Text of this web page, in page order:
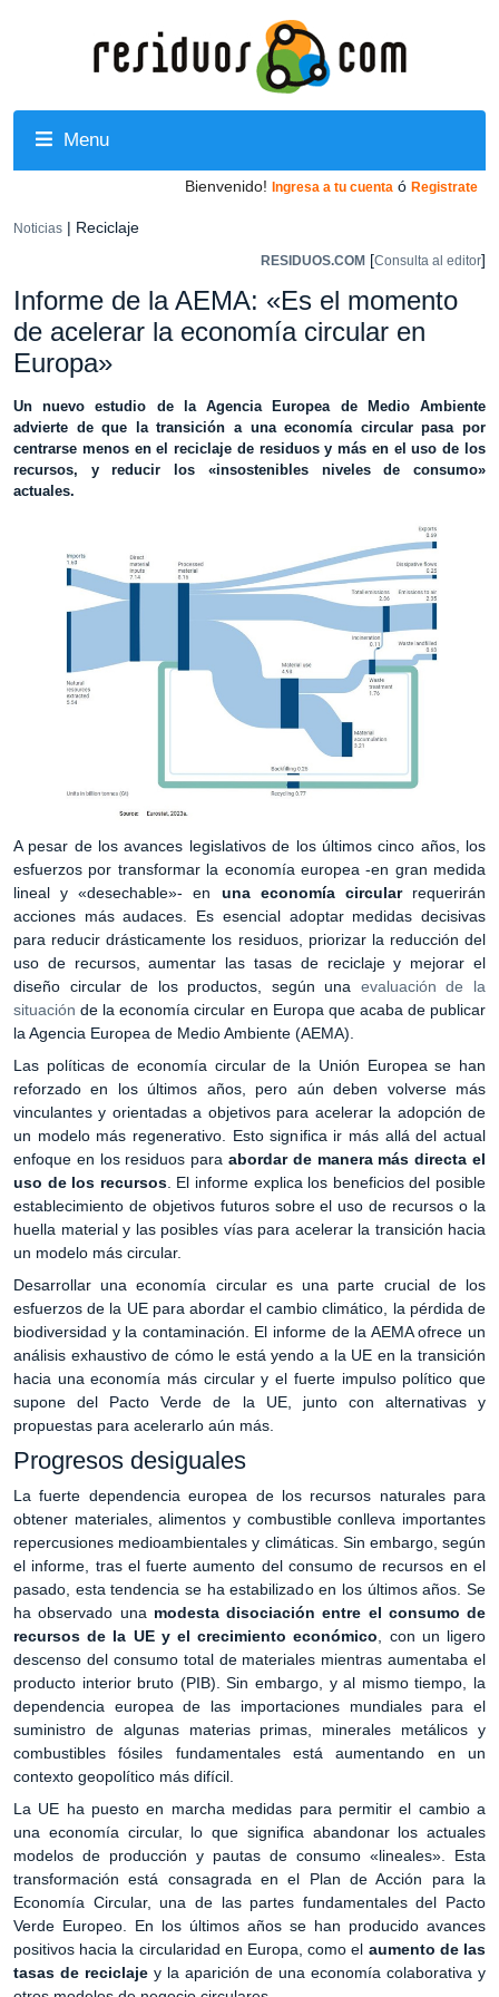
Menu
Bienvenido! Ingresa a tu cuenta ó Registrate
Noticias | Reciclaje
RESIDUOS.COM [Consulta al editor]
Informe de la AEMA: «Es el momento
de acelerar la economía circular en
Europa»
Un nuevo estudio de la Agencia Europea de Medio Ambiente
advierte de que la transición a una economía circular pasa por
centrarse menos en el reciclaje de residuos y más en el uso de los
recursos, y reducir los «insostenibles niveles de consumo»
actuales.
A pesar de los avances legislativos de los últimos cinco años, los
esfuerzos por transformar la economía europea -en gran medida
lineal y «desechable»- en una economía circularrequerirán
acciones más audaces. Es esencial adoptar medidas decisivas
para reducir drásticamente los residuos, priorizar la reducción del
uso de recursos, aumentar las tasas de reciclaje y mejorar el
diseño circular de los productos, según una evaluación de la
situación de la economía circular en Europa que acaba de publicar
la Agencia Europea de Medio Ambiente (AEMA).
Las políticas de economía circular de la Unión Europea se han
reforzado en los últimos años, pero aún deben volverse más
vinculantes y orientadas a objetivos para acelerar la adopción de
un modelo más regenerativo. Esto significa ir más allá del actual
enfoque en los residuos para abordar de manera más directa el
uso de los recursos. El informe explica los beneficios del posible
establecimiento de objetivos futuros sobre el uso de recursos o la
huella material y las posibles vías para acelerar la transición hacia
un modelo más circular.
Desarrollar una economía circular es una parte crucial de los
esfuerzos de la UE para abordar el cambio climático, la pérdida de
biodiversidad y la contaminación. El informe de la AEMA ofrece un
análisis exhaustivo de cómo le está yendo a la UE en la transición
hacia una economía más circular y el fuerte impulso político que
supone del Pacto Verde de la UE, junto con alternativas y
propuestas para acelerarlo aún más.
Progresos desiguales
La fuerte dependencia europea de los recursos naturales para
obtener materiales, alimentos y combustible conlleva importantes
repercusiones medioambientales y climáticas. Sin embargo, según
el informe, tras el fuerte aumento del consumo de recursos en el
pasado, esta tendencia se ha estabilizado en los últimos años. Se
ha observado una modesta disociación entre el consumo de
recursos de la UE y el crecimiento económico, con un ligero
descenso del consumo total de materiales mientras aumentaba el
producto interior bruto (PIB). Sin embargo, y al mismo tiempo, la
dependencia europea de las importaciones mundiales para el
suministro de algunas materias primas, minerales metálicos y
combustibles fósiles fundamentales está aumentando en un
contexto geopolítico más difícil.
La UE ha puesto en marcha medidas para permitir el cambio a
una economía circular, lo que significa abandonar los actuales
modelos de producción y pautas de consumo «lineales». Esta
transformación está consagrada en el Plan de Acción para la
Economía Circular, una de las partes fundamentales del Pacto
Verde Europeo. En los últimos años se han producido avances
positivos hacia la circularidad en Europa, como el aumento de las
tasas de reciclaje y la aparición de una economía colaborativa y